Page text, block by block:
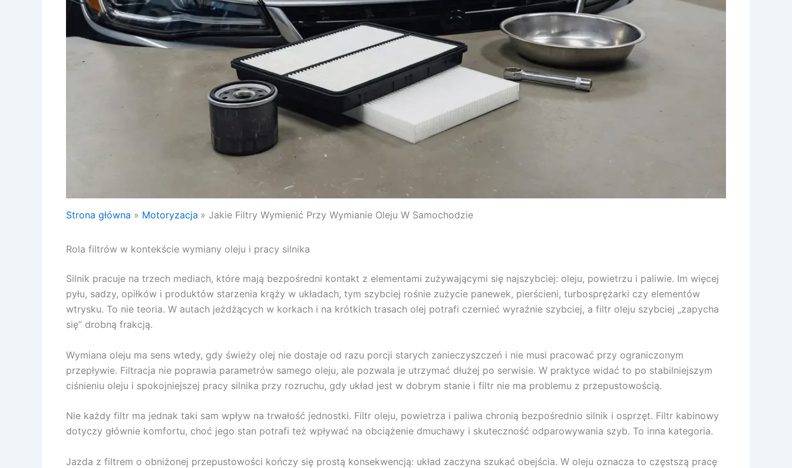
Strona główna Motoryzacja Jakie Filtry Wymienić Przy Wymianie Oleju W Samochodzie
Rola filtrów w kontekście wymiany oleju i pracy silnika
Silnik pracuje na trzech mediach, które mają bezpośredni kontakt z elementami zużywającymi się najszybciej: oleju, powietrzu i paliwie. Im więcej
pyłu, sadzy, opiłków i produktów starzenia krąży w układach, tym szybciej rośnie zużycie panewek, pierścieni, turbosprężarki czy elementów
wtrysku. To nie teoria. W autach jeżdżących w korkach i na krótkich trasach olej potrafi czernieć wyraźnie szybciej, a filtr oleju szybciej „zapycha
się” drobną frakcją.
Wymiana oleju ma sens wtedy, gdy świeży olej nie dostaje od razu porcji starych zanieczyszczeń i nie musi pracować przy ograniczonym
przepływie. Filtracja nie poprawia parametrów samego oleju, ale pozwala je utrzymać dłużej po serwisie. W praktyce widać to po stabilniejszym
ciśnieniu oleju i spokojniejszej pracy silnika przy rozruchu, gdy układ jest w dobrym stanie i filtr nie ma problemu z przepustowością.
Nie każdy filtr ma jednak taki sam wpływ na trwałość jednostki. Filtr oleju, powietrza i paliwa chronią bezpośrednio silnik i osprzęt. Filtr kabinowy
dotyczy głównie komfortu, choć jego stan potrafi też wpływać na obciążenie dmuchawy i skuteczność odparowywania szyb. To inna kategoria.
Jazda z filtrem o obniżonej przepustowości kończy się prostą konsekwencją: układ zaczyna szukać obejścia. W oleju oznacza to częstszą pracę